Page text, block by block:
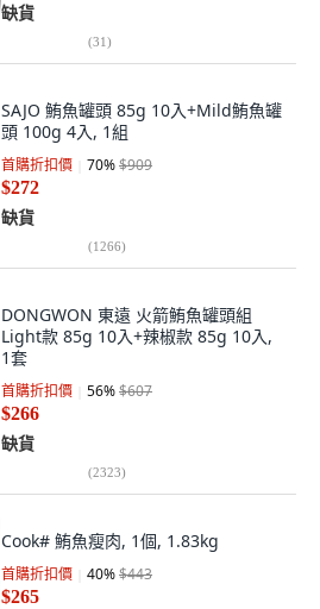
缺貨
(31)
SAJO 鮪魚罐頭 85g 10入+Mild鮪魚罐
頭 100g 4入, 1組
首購折扣價 70%$909
$272
缺貨
(1266)
DONGWON 東遠 火箭鮪魚罐頭組
Light款 85g 10入+辣椒款 85g 10入,
1套
首購折扣價 56%$607
$266
缺貨
(2323)
Cook# 鮪魚瘦肉, 1個, 1.83kg
首購折扣價 40%$443
$265